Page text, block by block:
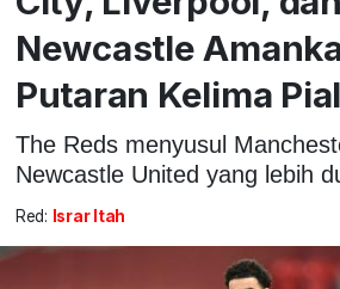
Newcastle
Putaran Kelima
The Reds menyusul
Newcastle United yang lebih
Red: Israr Itah